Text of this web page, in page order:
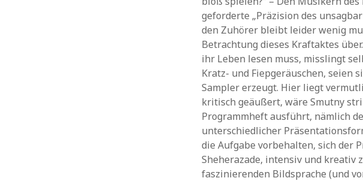
geforderte „Präzision des
den Zuhörer bleibt leider wenig
Betrachtung dieses Kraftaktes
ihr Leben lesen muss, misslingt
Kratz- und Fiepgeräuschen, seien
Sampler erzeugt. Hier liegt
kritisch geäußert, wäre Smutny
Programmheft ausführt, nämlich
unterschiedlicher
die Aufgabe vorbehalten, sich der
Sheherazade, intensiv und kreativ
faszinierenden Bildsprache (und